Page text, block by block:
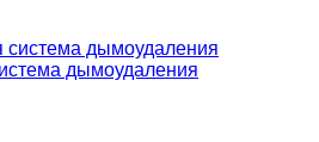
система дымоудаления
дымоудаления